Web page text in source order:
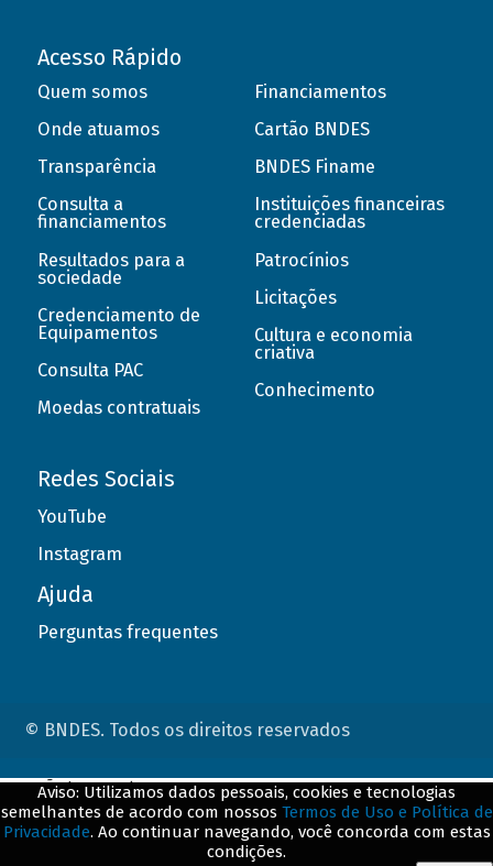
Acesso Rápido
Quem somos
Onde atuamos
Transparência
Consulta a
financiamentos
Resultados para a
sociedade
Credenciamento de
Equipamentos
Consulta PAC
Moedas contratuais
Financiamentos
Cartão BNDES
BNDES Finame
Instituições financeiras
credenciadas
Patrocínios
Licitações
Cultura e economia
criativa
Conhecimento
Redes Sociais
YouTube
Instagram
Ajuda
Perguntas frequentes
© BNDES. Todos os direitos reservados
Aviso: Utilizamos dados pessoais, cookies e tecnologias
semelhantes de acordo com nossos Termos de Uso e Política de
Privacidade. Ao continuar navegando, você concorda com estas
condições.
ConteÃºdo complementar
${title}${badge}